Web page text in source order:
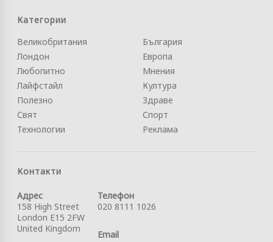
Категории
Великобритания
Лондон
Любопитно
Лайфстайл
Полезно
Свят
Технологии
България
Европа
Мнения
Култура
Здраве
Спорт
Реклама
Контакти
Адрес
158 High Street
London E15 2FW
United Kingdom
Телефон
020 8111 1026
Email